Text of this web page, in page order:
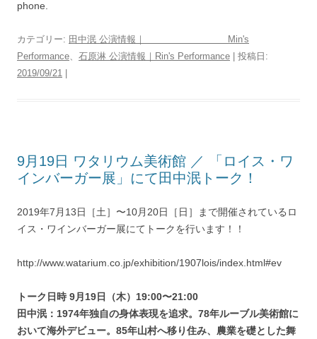
phone.
カテゴリー: 田中泯 公演情報｜ Min's
Performance、 石原淋 公演情報｜Rin's Performance | 投稿日:
2019/09/21
9月19日 ワタリウム美術館 ／ 「ロイス・ワ
インバーガー展」にて田中泯トーク！
2019年7月13日［土］〜10月20日［日］まで開催されているロ
イス・ワインバーガー展にてトークを行います！！
http://www.watarium.co.jp/exhibition/1907lois/index.html#ev
トーク日時 9月19日（木）19:00〜21:00
田中泯：1974年独自の身体表現を追求。78年ルーブル美術館に
おいて海外デビュー。85年山村へ移り住み、農業を礎とした舞